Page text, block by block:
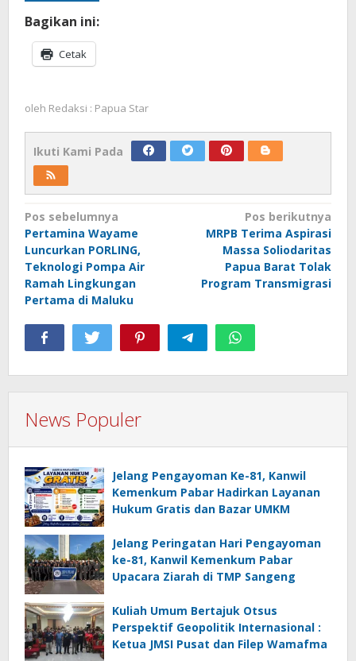
Bagikan ini:
Cetak
oleh Redaksi : Papua Star
Ikuti Kami Pada
Navigasi
pos
Pos sebelumnya
Pertamina Wayame
Luncurkan PORLING,
Teknologi Pompa Air
Ramah Lingkungan
Pertama di Maluku
Pos berikutnya
MRPB Terima Aspirasi
Massa Soliodaritas
Papua Barat Tolak
Program Transmigrasi
News Populer
Jelang Pengayoman Ke-81, Kanwil
Kemenkum Pabar Hadirkan Layanan
Hukum Gratis dan Bazar UMKM
Jelang Peringatan Hari Pengayoman
ke-81, Kanwil Kemenkum Pabar
Upacara Ziarah di TMP Sangeng
Kuliah Umum Bertajuk Otsus
Perspektif Geopolitik Internasional :
Ketua JMSI Pusat dan Filep Wamafma